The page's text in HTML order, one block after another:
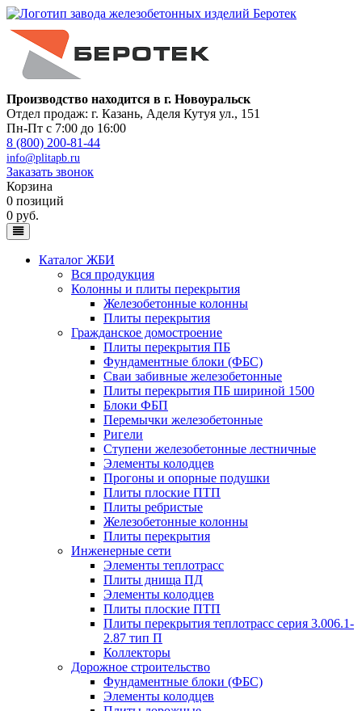
Производство находится в г. Новоуральск
Отдел продаж: г. Казань, Аделя Кутуя ул., 151
Пн-Пт с 7:00 до 16:00
8 (800) 200-81-44
info@plitapb.ru
Заказать звонок
Корзина
0 позиций
0 руб.
Каталог ЖБИ
Вся продукция
Колонны и плиты перекрытия
Железобетонные колонны
Плиты перекрытия
Гражданское домостроение
Плиты перекрытия ПБ
Фундаментные блоки (ФБС)
Сваи забивные железобетонные
Плиты перекрытия ПБ шириной 1500
Блоки ФБП
Перемычки железобетонные
Ригели
Ступени железобетонные лестничные
Элементы колодцев
Прогоны и опорные подушки
Плиты плоские ПТП
Плиты ребристые
Железобетонные колонны
Плиты перекрытия
Инженерные сети
Элементы теплотрасс
Плиты днища ПД
Элементы колодцев
Плиты плоские ПТП
Плиты перекрытия теплотрасс серия 3.006.1-
2.87 тип П
Коллекторы
Дорожное строительство
Фундаментные блоки (ФБС)
Элементы колодцев